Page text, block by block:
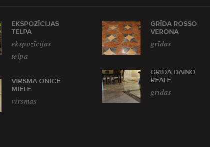
EKSPOZĪCIJAS
TELPA
ekspozīcijas
telpa
VIRSMA ONICE
MIELE
virsmas
GRĪDA ROSSO
VERONA
grīdas
GRĪDA DAINO
REALE
grīdas